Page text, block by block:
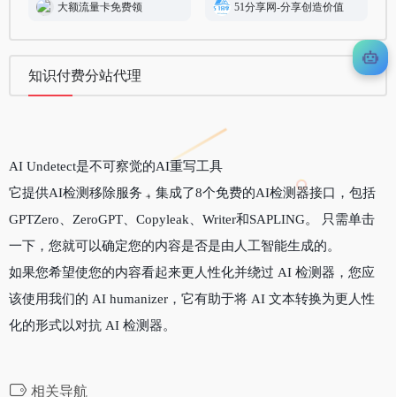
大额流量卡免费领 51分享网-分享创造价值
知识付费分站代理
AI Undetect是不可察觉的AI重写工具
它提供AI检测移除服务，集成了8个免费的AI检测器接口，包括
GPTZero、ZeroGPT、Copyleak、Writer和SAPLING。 只需单击
一下，您就可以确定您的内容是否是由人工智能生成的。
如果您希望使您的内容看起来更人性化并绕过 AI 检测器，您应
该使用我们的 AI humanizer，它有助于将 AI 文本转换为更人性
化的形式以对抗 AI 检测器。
相关导航